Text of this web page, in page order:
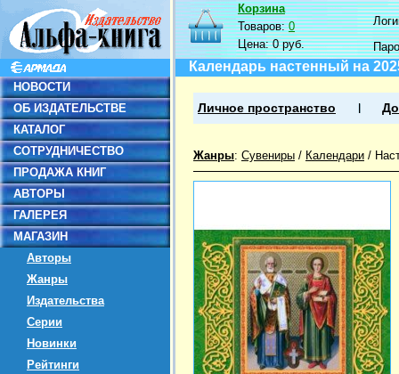
НОВОСТИ
ОБ ИЗДАТЕЛЬСТВЕ
КАТАЛОГ
СОТРУДНИЧЕСТВО
ПРОДАЖА КНИГ
АВТОРЫ
ГАЛЕРЕЯ
МАГАЗИН
Авторы
Жанры
Издательства
Серии
Новинки
Рейтинги
Корзина
Товаров:0
Цена:0 руб.
Календарь настенный на
Личное пространство
Жанры: Сувениры / Календари /